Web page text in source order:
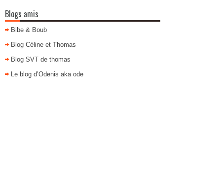
Blogs amis
Bibe & Boub
Blog Céline et Thomas
Blog SVT de thomas
Le blog d’Odenis aka ode